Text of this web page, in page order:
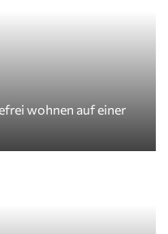
wohnen auf einer